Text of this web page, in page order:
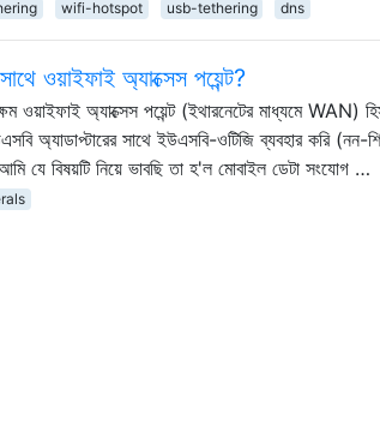
wifi-hotspot usb-tethering dns
ওয়াইফাই অ্যাক্সেস পয়েন্ট?
ওয়াইফাই অ্যাক্সেস পয়েন্ট (ইথারনেটের মাধ্যমে WAN)
অ্যাডাপ্টারের সাথে ইউএসবি-ওটিজি ব্যবহার করি (নন-
যে বিষয়টি নিয়ে ভাবছি তা হ'ল মোবাইল ডেটা সংযোগ …